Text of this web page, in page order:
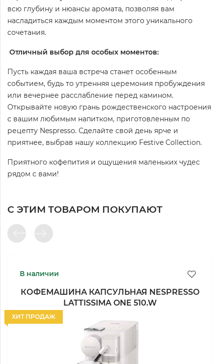
всю глубину и нюансы аромата, позволяя вам
насладиться каждым моментом этого уникального
сочетания.
Отличный выбор для особых моментов:
Пусть каждая ваша встреча станет особенным
событием, будь то утренняя церемония пробуждения
или вечернее расслабление перед камином.
Открывайте новую грань рождественского настроения
с вашим любимым напитком, приготовленным по
рецепту Nespresso. Сделайте свой день ярче и
приятнее, выбрав нашу коллекцию Festive Collection.
Приятного кофепития и ощущения маленьких чудес
рядом с вами!
С ЭТИМ ТОВАРОМ ПОКУПАЮТ
В наличии
ХИТ ПРОДАЖ
КОФЕМАШИНА КАПСУЛЬНАЯ NESPRESSO
LATTISSIMA ONE 510.W